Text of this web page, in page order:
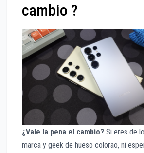
cambio ?
¿Vale la pena el cambio? Si eres de
marca y geek de hueso colorao, ni